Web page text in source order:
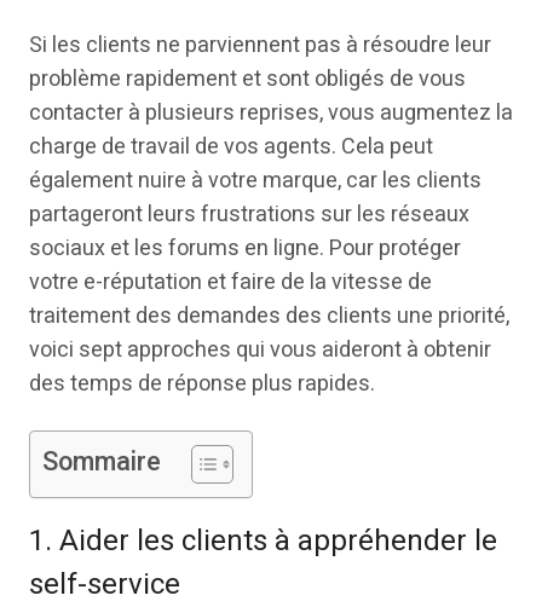
Si les clients ne parviennent pas à résoudre leur
problème rapidement et sont obligés de vous
contacter à plusieurs reprises, vous augmentez la
charge de travail de vos agents. Cela peut
également nuire à votre marque, car les clients
partageront leurs frustrations sur les réseaux
sociaux et les forums en ligne. Pour protéger
votre e-réputation et faire de la vitesse de
traitement des demandes des clients une priorité,
voici sept approches qui vous aideront à obtenir
des temps de réponse plus rapides.
Sommaire
1. Aider les clients à appréhender le
self-service